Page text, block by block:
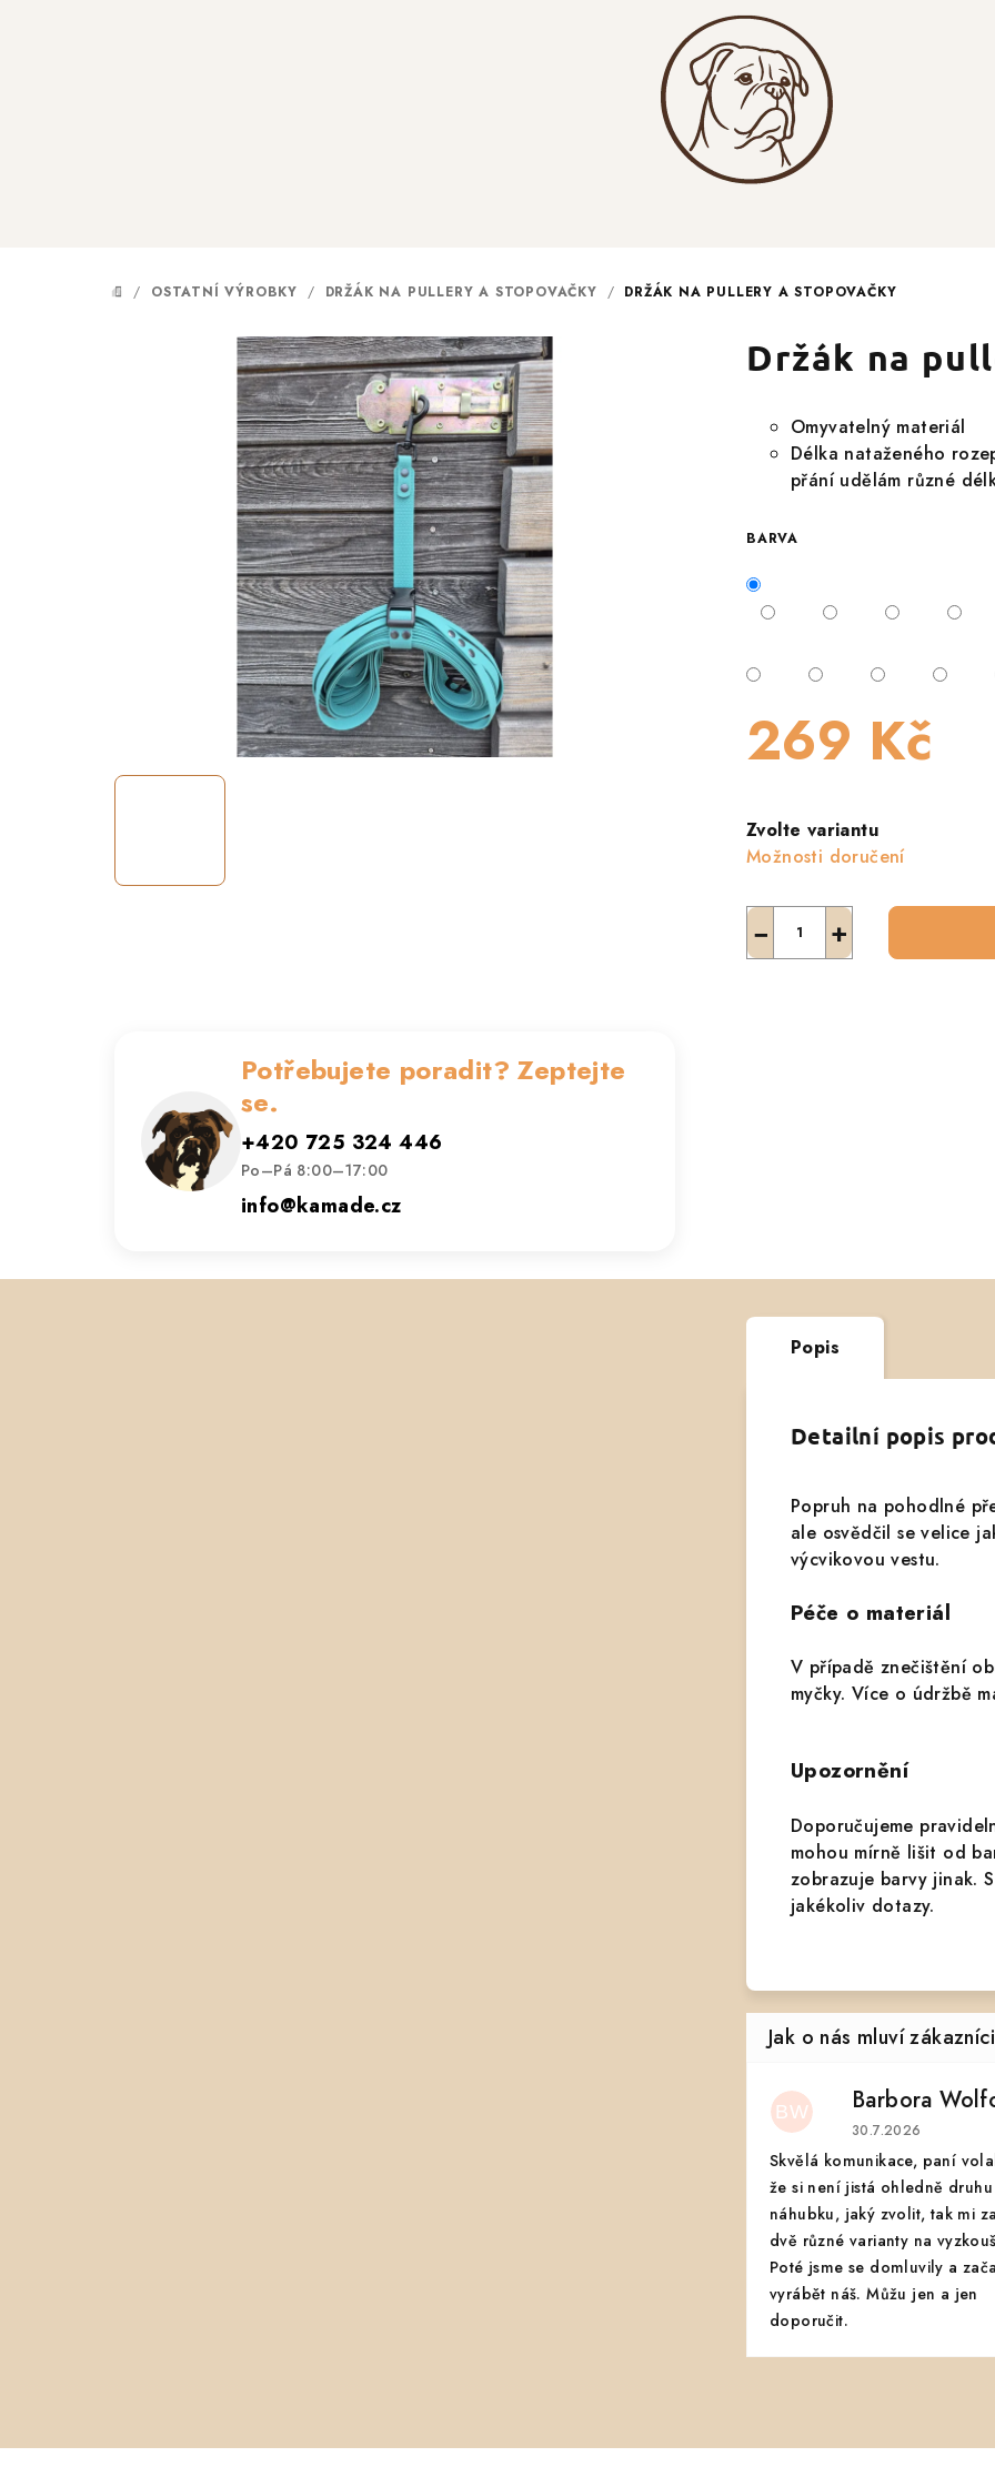
DOMŮ
/ OSTATNÍ VÝROBKY / DRŽÁK NA PULLERY A STOPOVAČKY / DRŽÁK NA PULLERY A STOPOVAČKY
Držák na
Omyvatelný materiál
Délka nataženého
přání udělám různé
BARVA
269 Kč
cena:
Zvolte variantu
Možnosti doručení
+
−
Potřebujete poradit? Zeptejte
se.
+420 725 324 446
Po–Pá 8:00–17:00
info@kamade.cz
Popis
Detailní popis
Popruh na pohodlné
ale osvědčil se velice
výcvikovou vestu.
Péče o materiál
V případě znečištění
myčky. Více o údržbě
Upozornění
Doporučujeme
mohou mírně lišit od
zobrazuje barvy jinak.
jakékoliv dotazy.
BW Barbora
Hodnocení
30.7.2026
Skvělá komunikace, paní
že si není jistá ohledně druhu
náhubku, jaký zvolit, tak mi
dvě různé varianty na
Poté jsme se domluvily a
vyrábět náš. Můžu jen a jen
doporučit.